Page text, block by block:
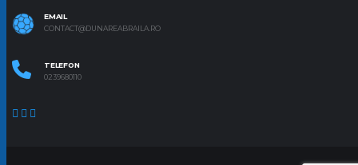
EMAIL
CONTACT@DUNAREABRAILA.RO
TELEFON
0239680110